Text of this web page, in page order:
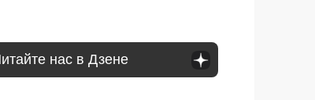
нас в Дзене